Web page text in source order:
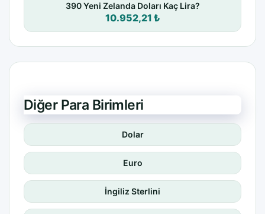
390 Yeni Zelanda Doları Kaç Lira?
10.952,21 ₺
Diğer Para Birimleri
Dolar
Euro
İngiliz Sterlini